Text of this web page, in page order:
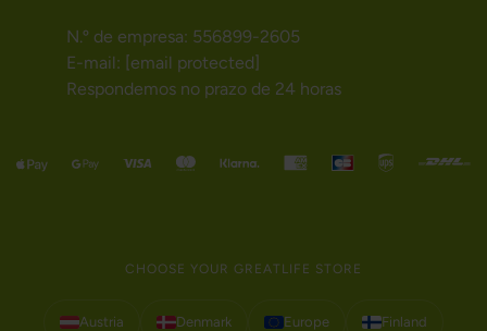
N.º de empresa: 556899-2605
E-mail: [email protected]
Respondemos no prazo de 24 horas
CHOOSE YOUR GREATLIFE STORE
Austria Denmark Europe Finland